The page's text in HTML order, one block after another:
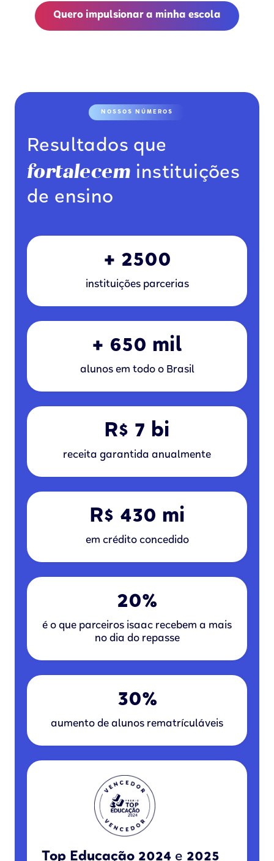
Quero impulsionar a minha escola
NOSSOS NÚMEROS
Resultados que
fortalecem instituições
de ensino
+ 2500
instituições parcerias
+ 650 mil
alunos em todo o Brasil
R$ 7 bi
receita garantida anualmente
R$ 430 mi
em crédito concedido
20%
é o que parceiros isaac recebem a mais
no dia do repasse
30%
aumento de alunos rematrículáveis